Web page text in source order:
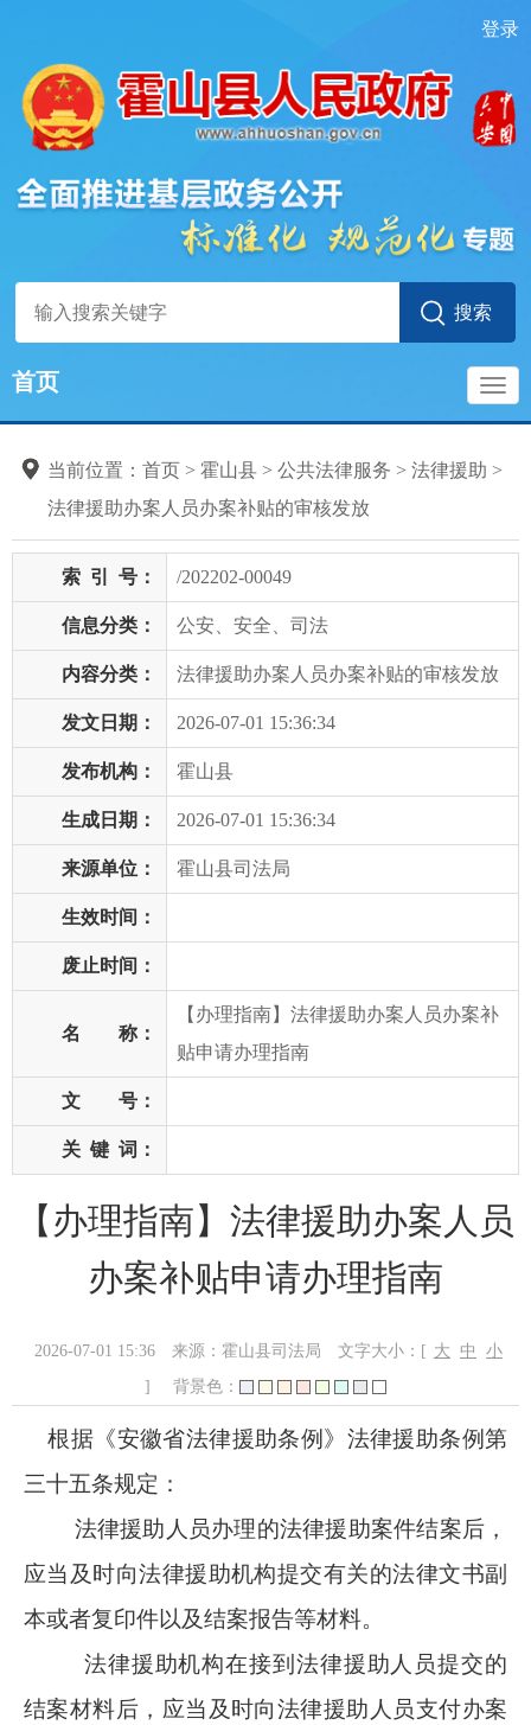
登录
首页
当前位置： 首页 > 霍山县 > 公共法律服务 > 法律援助 >
法律援助办案人员办案补贴的审核发放
索 引 号： /202202-00049
信息分类： 公安、安全、司法
内容分类： 法律援助办案人员办案补贴的审核发放
发文日期： 2026-07-01 15:36:34
发布机构： 霍山县
生成日期： 2026-07-01 15:36:34
来源单位： 霍山县司法局
生效时间：
废止时间：
名 称：
【办理指南】法律援助办案人员办案补
贴申请办理指南
文 号：
关 键 词：
【办理指南】法律援助办案人员
办案补贴申请办理指南
2026-07-01 15:36 来源：霍山县司法局 文字大小：[ 大 中
小
]
背景色：
根据《安徽省法律援助条例》法律援助条例第
三十五条规定：
法律援助人员办理的法律援助案件结案后，
应当及时向法律援助机构提交有关的法律文书副
本或者复印件以及结案报告等材料。
法律援助机构在接到法律援助人员提交的
结案材料后，应当及时向法律援助人员支付办案